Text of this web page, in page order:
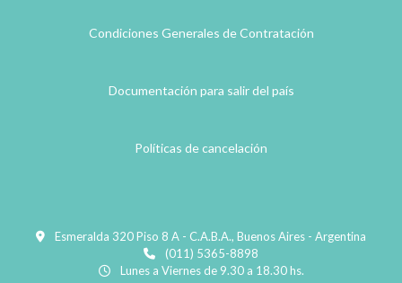
Condiciones Generales de Contratación
Documentación para salir del país
Políticas de cancelación
Esmeralda 320 Piso 8 A - C.A.B.A., Buenos Aires - Argentina
(011) 5365-8898
Lunes a Viernes de 9.30 a 18.30 hs.